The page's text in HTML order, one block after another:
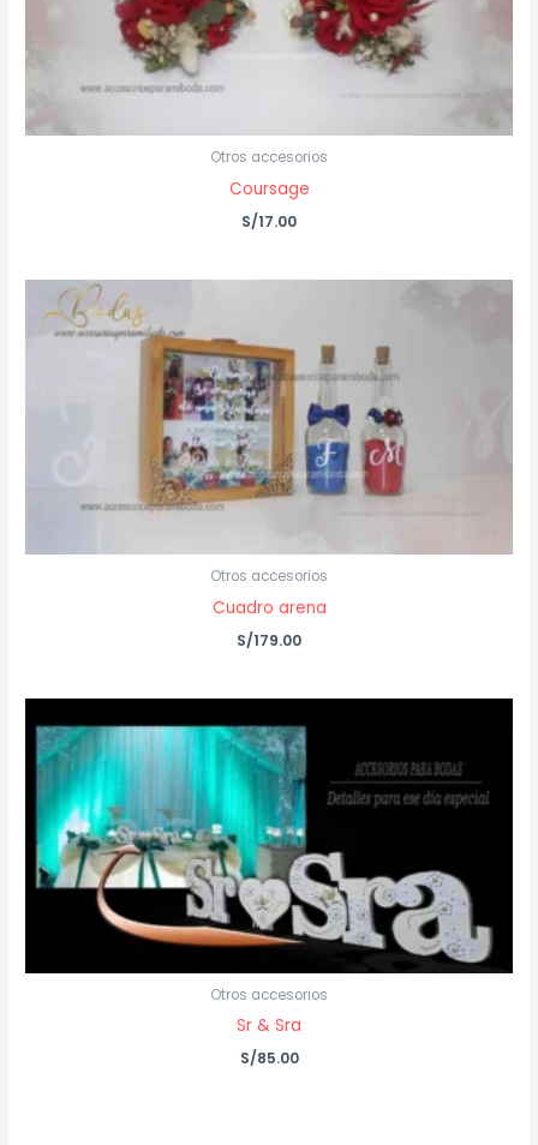
Otros accesorios
Coursage
S/17.00
Otros accesorios
Cuadro arena
S/179.00
Otros accesorios
Sr & Sra
S/85.00